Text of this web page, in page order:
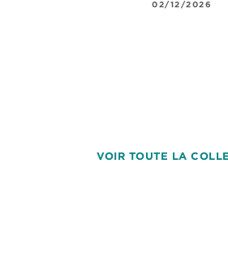
02/12/2026
VOIR TOUTE LA